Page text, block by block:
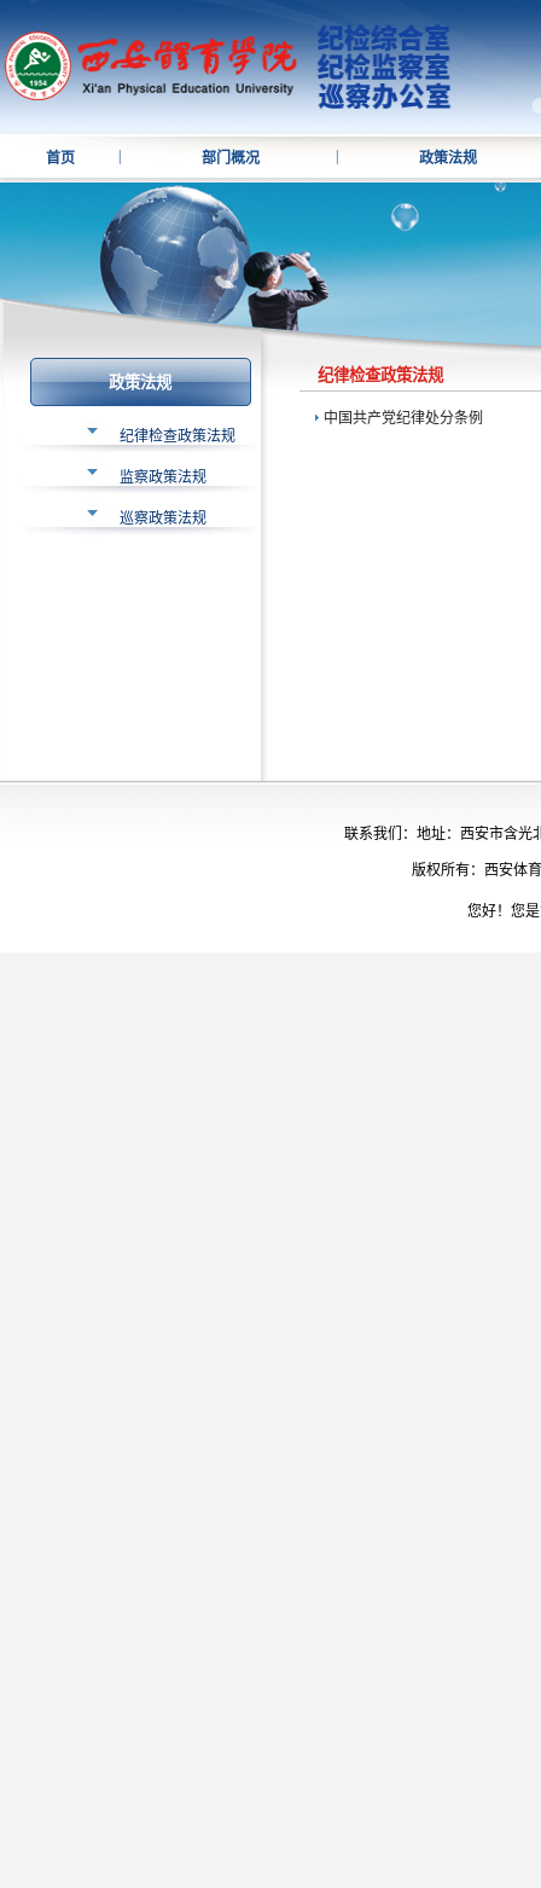
首页 部门概况 政策法规
政策法规
纪律检查政策法规
监察政策法规
巡察政策法规
纪律检查政策法规
中国共产党纪律处分条例
联系我们：地址：西安市含光
版权所有：西安体
您好！您